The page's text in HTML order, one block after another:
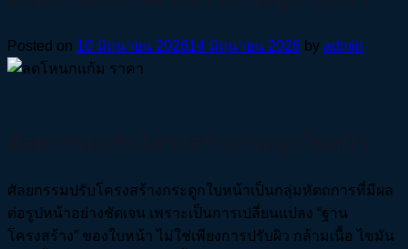
Posted on 10 มิถุนายน 202614 มิถุนายน 2026 by admin
ศัลยกรรมปรับโครงสร้างกระดูกใบหน้าเป็นกลุ่มหัตถการที่มีผล
ต่อรูปหน้าอย่างชัดเจน เพราะเป็นการเปลี่ยนแปลง “ฐาน
โครงสร้าง” ของใบหน้า ไม่ใช่เพียงการปรับผิว กล้ามเนื้อ ไขมัน